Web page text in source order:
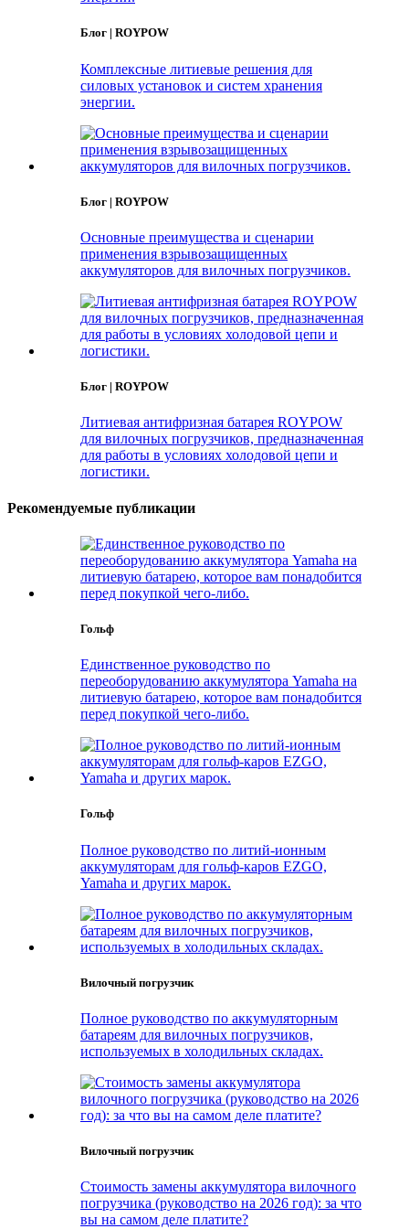
Блог | ROYPOW
Комплексные литиевые решения для
силовых установок и систем хранения
энергии.
Блог | ROYPOW
Основные преимущества и сценарии
применения взрывозащищенных
аккумуляторов для вилочных погрузчиков.
Блог | ROYPOW
Литиевая антифризная батарея ROYPOW
для вилочных погрузчиков, предназначенная
для работы в условиях холодовой цепи и
логистики.
Рекомендуемые публикации
Гольф
Единственное руководство по
переоборудованию аккумулятора Yamaha на
литиевую батарею, которое вам понадобится
перед покупкой чего-либо.
Гольф
Полное руководство по литий-ионным
аккумуляторам для гольф-каров EZGO,
Yamaha и других марок.
Вилочный погрузчик
Полное руководство по аккумуляторным
батареям для вилочных погрузчиков,
используемых в холодильных складах.
Вилочный погрузчик
Стоимость замены аккумулятора вилочного
погрузчика (руководство на 2026 год): за что
вы на самом деле платите?